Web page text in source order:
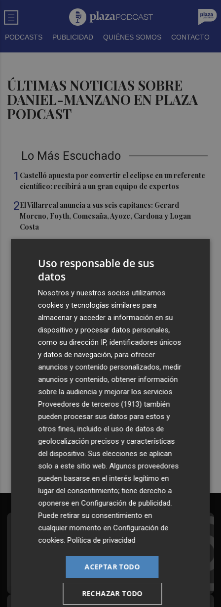
PODCASTS PUBLICIDAD QUIÉNES SOMOS CONTACTO
ÚLTIMAS NOTICIAS SOBRE
DANIEL-MANZANO EN PLAZA
PODCAST
Lo Más Escuchado
1 Castelló apuesta por convertir el eclipse en un referente
científico: recibirá a un gran equipo de expertos
2El Villarreal anuncia a sus seis capitanes: Gerard
Moreno, Foyth, Comesaña, Ayoze, Cardona y Logan
Costa
San Javier da viabilidad al nuevo contrato del transporte
324 habitaciones
Estos son los estrenos que abren la cartelera en agosto:
de la comedia 'El último mono' a una nueva entrega de
'La Patrulla Canina'
Recibe toda la actualidad de
Plaza Podcast en tu correo
Quiero suscribirme
Suscríbete al Boletín
¡Quiero suscribirme!
Uso responsable de sus
datos
Nosotros y nuestros socios utilizamos
cookies y tecnologías similares para
almacenar y acceder a información en su
dispositivo y procesar datos personales,
como su dirección IP, identificadores únicos
y datos de navegación, para ofrecer
anuncios y contenido personalizados, medir
anuncios y contenido, obtener información
sobre la audiencia y mejorar los servicios.
Proveedores de terceros (1913) también
pueden procesar sus datos para estos y
otros fines, incluido el uso de datos de
geolocalización precisos y características
del dispositivo. Sus elecciones se aplican
solo a este sitio web. Algunos proveedores
pueden basarse en el interés legítimo en
lugar del consentimiento; tiene derecho a
oponerse enConfiguración de publicidad.
Puede retirar su consentimiento en
cualquier momento enConfiguración de
cookies.Política de privacidad
ACEPTAR TODO
RECHAZAR TODO